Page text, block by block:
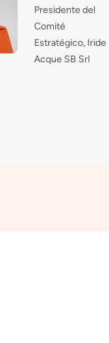
Presidente del
Comité
Estratégico, Iride
Acque SB Srl